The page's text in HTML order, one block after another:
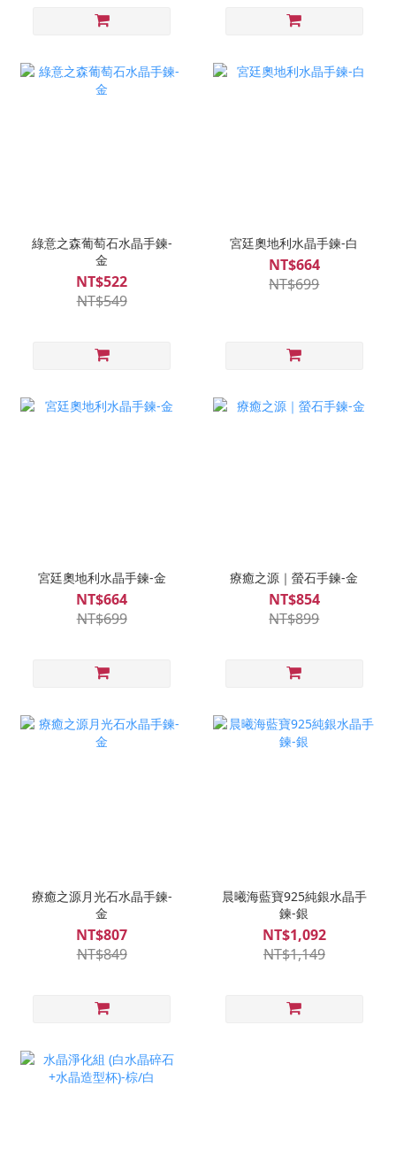
綠意之森葡萄石水晶手鍊-
金
NT$522
NT$549
宮廷奧地利水晶手鍊-白
NT$664
NT$699
宮廷奧地利水晶手鍊-金
NT$664
NT$699
療癒之源｜螢石手鍊-金
NT$854
NT$899
療癒之源月光石水晶手鍊-
金
NT$807
NT$849
晨曦海藍寶925純銀水晶手
鍊-銀
NT$1,092
NT$1,149